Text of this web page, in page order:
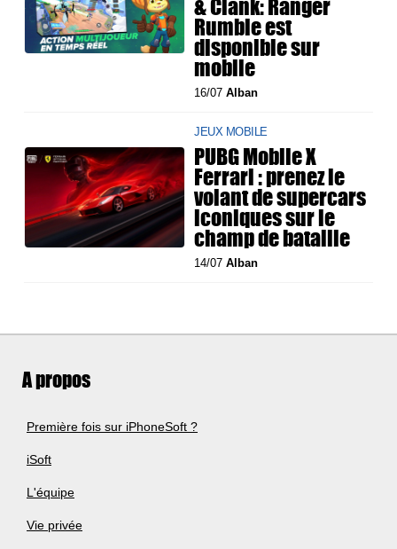
Rumble est
disponible sur
mobile
16/07Alban
JEUX MOBILE
PUBG Mobile X
Ferrari : prenez le
volant de supercars
iconiques sur le
champ de bataille
14/07Alban
A propos
Première fois sur iPhoneSoft ?
iSoft
L'équipe
Vie privée